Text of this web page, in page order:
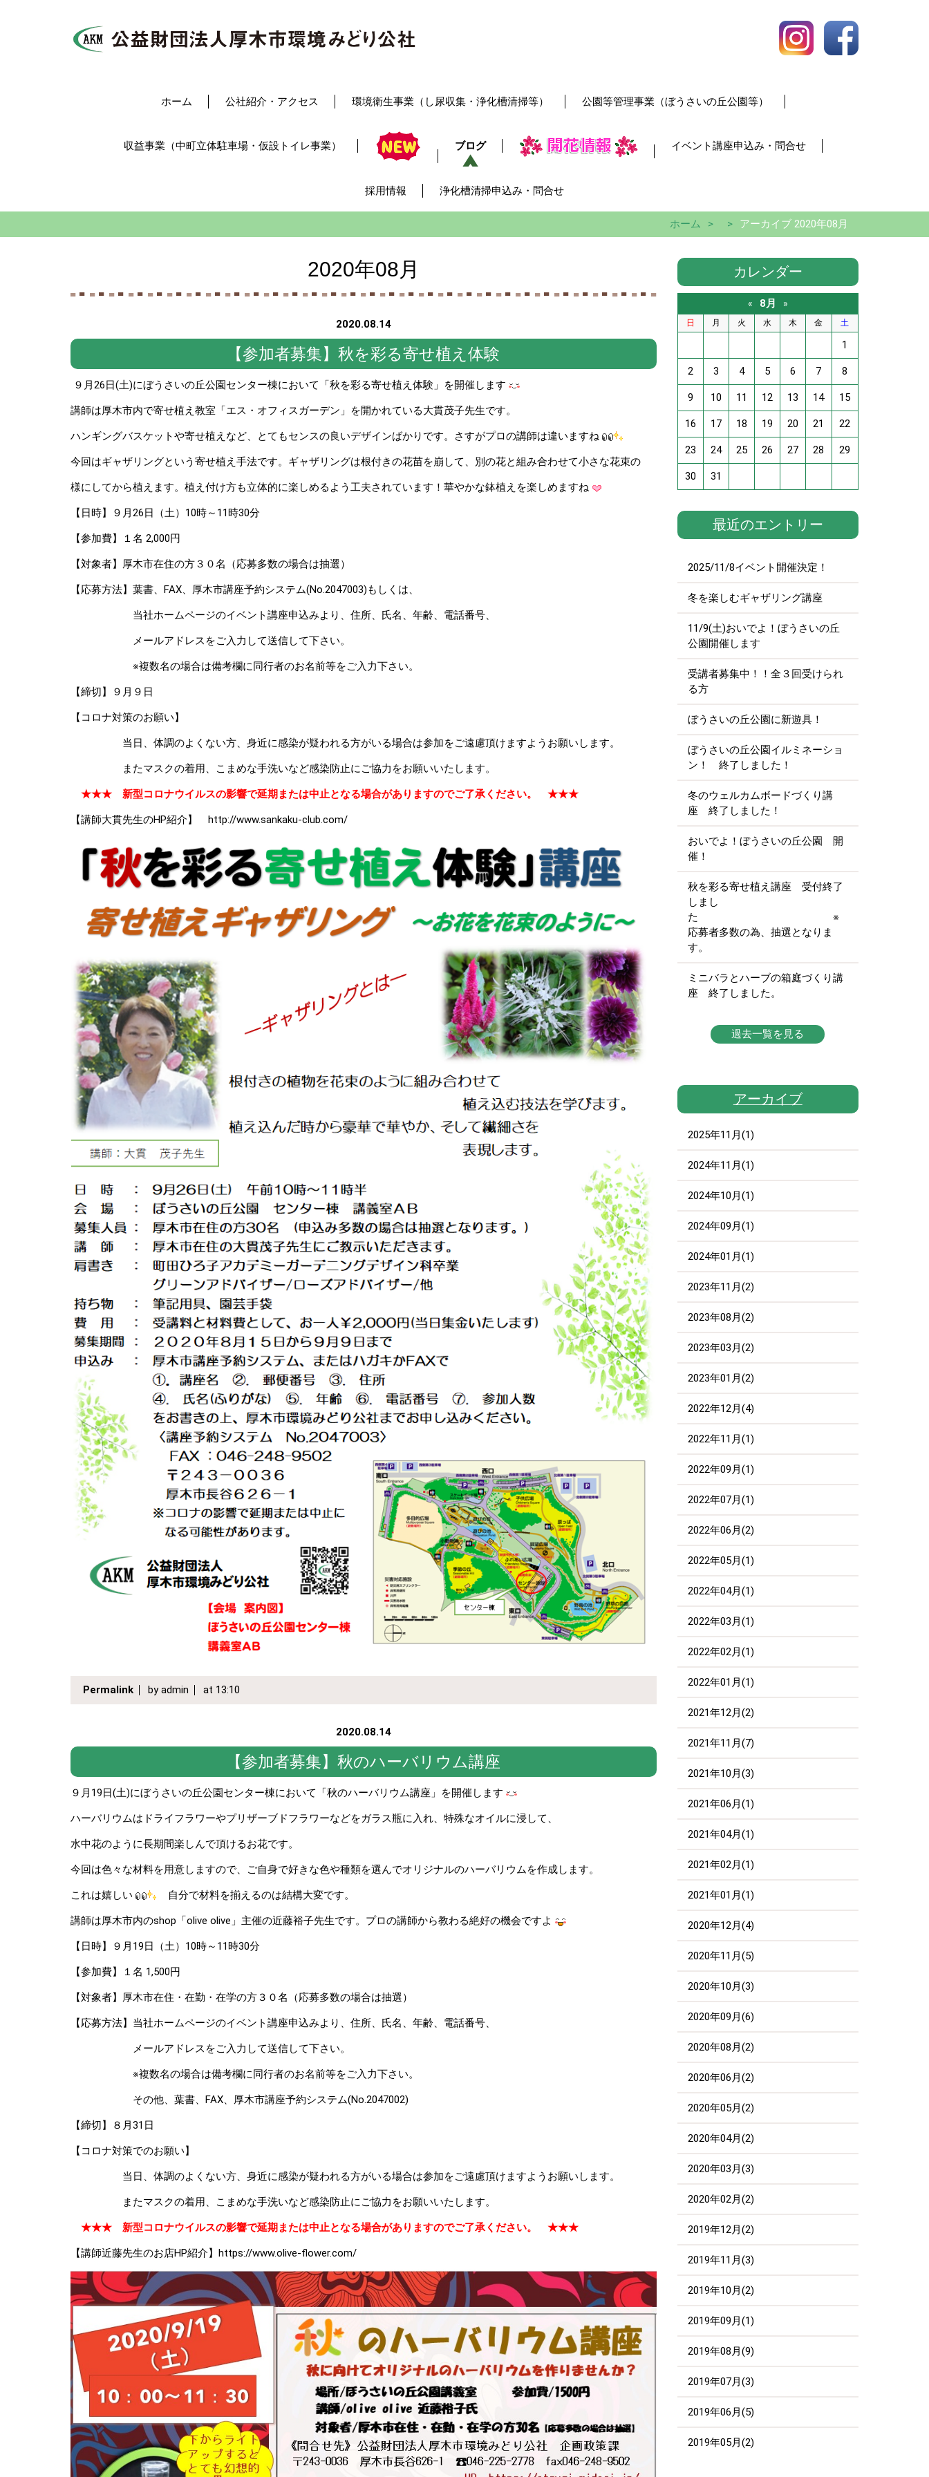
ホーム 公社紹介・アクセス 環境衛生事業（し尿収集・浄化槽清掃等） 公園等管理事業（ぼうさいの丘公園等）
収益事業（中町立体駐車場・仮設トイレ事業） ブログ イベント講座申込み・問合せ
採用情報 浄化槽清掃申込み・問合せ
ホーム アーカイブ 2020年08月
2020年08月
2020.08.14
【参加者募集】秋を彩る寄せ植え体験
９月26日(土)にぼうさいの丘公園センター棟において「秋を彩る寄せ植え体験」を開催します
講師は厚木市内で寄せ植え教室「エス・オフィスガーデン」を開かれている大貫茂子先生です。
ハンギングバスケットや寄せ植えなど、とてもセンスの良いデザインばかりです。さすがプロの講師は違いますね
今回はギャザリングという寄せ植え手法です。ギャザリングは根付きの花苗を崩して、別の花と組み合わせて小さな花束の
様にしてから植えます。植え付け方も立体的に楽しめるよう工夫されています！華やかな鉢植えを楽しめますね
【日時】９月26日（土）10時～11時30分
【参加費】１名 2,000円
【対象者】厚木市在住の方３０名（応募多数の場合は抽選）
【応募方法】葉書、FAX、厚木市講座予約システム(No.2047003)もしくは、
当社ホームページのイベント講座申込みより、住所、氏名、年齢、電話番号、
メールアドレスをご入力して送信して下さい。
※複数名の場合は備考欄に同行者のお名前等をご入力下さい。
【締切】９月９日
【コロナ対策のお願い】
当日、体調のよくない方、身近に感染が疑われる方がいる場合は参加をご遠慮頂けますようお願いします。
またマスクの着用、こまめな手洗いなど感染防止にご協力をお願いいたします。
★★★ 新型コロナウイルスの影響で延期または中止となる場合がありますのでご了承ください。 ★★★
【講師大貫先生のHP紹介】 http://www.sankaku-club.com/
Permalink by admin at 13:10
2020.08.14
【参加者募集】秋のハーバリウム講座
９月19日(土)にぼうさいの丘公園センター棟において「秋のハーバリウム講座」を開催します
ハーバリウムはドライフラワーやプリザーブドフラワーなどをガラス瓶に入れ、特殊なオイルに浸して、
水中花のように長期間楽しんで頂けるお花です。
今回は色々な材料を用意しますので、ご自身で好きな色や種類を選んでオリジナルのハーバリウムを作成します。
これは嬉しい 自分で材料を揃えるのは結構大変です。
講師は厚木市内のshop「olive olive」主催の近藤裕子先生です。プロの講師から教わる絶好の機会ですよ
【日時】９月19日（土）10時～11時30分
【参加費】１名 1,500円
【対象者】厚木市在住・在勤・在学の方３０名（応募多数の場合は抽選）
【応募方法】当社ホームページのイベント講座申込みより、住所、氏名、年齢、電話番号、
メールアドレスをご入力して送信して下さい。
※複数名の場合は備考欄に同行者のお名前等をご入力下さい。
その他、葉書、FAX、厚木市講座予約システム(No.2047002)
【締切】８月31日
【コロナ対策でのお願い】
当日、体調のよくない方、身近に感染が疑われる方がいる場合は参加をご遠慮頂けますようお願いします。
またマスクの着用、こまめな手洗いなど感染防止にご協力をお願いいたします。
★★★ 新型コロナウイルスの影響で延期または中止となる場合がありますのでご了承ください。 ★★★
【講師近藤先生のお店HP紹介】 https://www.olive-flower.com/
カレンダー
« 8月 »
日 月 火 水 木 金 土
1
2 3 4 5 6 7 8
9 10 11 12 13 14 15
16 17 18 19 20 21 22
23 24 25 26 27 28 29
30 31
最近のエントリー
2025/11/8イベント開催決定！
冬を楽しむギャザリング講座
11/9(土)おいでよ！ぼうさいの丘
公園開催します
受講者募集中！！全３回受けられ
る方
ぼうさいの丘公園に新遊具！
ぼうさいの丘公園イルミネーショ
ン！ 終了しました！
冬のウェルカムボードづくり講
座 終了しました！
おいでよ！ぼうさいの丘公園 開
催！
秋を彩る寄せ植え講座 受付終了
しまし
た ※
応募者多数の為、抽選となりま
す。
ミニバラとハーブの箱庭づくり講
座 終了しました。
過去一覧を見る
アーカイブ
2025年11月(1)
2024年11月(1)
2024年10月(1)
2024年09月(1)
2024年01月(1)
2023年11月(2)
2023年08月(2)
2023年03月(2)
2023年01月(2)
2022年12月(4)
2022年11月(1)
2022年09月(1)
2022年07月(1)
2022年06月(2)
2022年05月(1)
2022年04月(1)
2022年03月(1)
2022年02月(1)
2022年01月(1)
2021年12月(2)
2021年11月(7)
2021年10月(3)
2021年06月(1)
2021年04月(1)
2021年02月(1)
2021年01月(1)
2020年12月(4)
2020年11月(5)
2020年10月(3)
2020年09月(6)
2020年08月(2)
2020年06月(2)
2020年05月(2)
2020年04月(2)
2020年03月(3)
2020年02月(2)
2019年12月(2)
2019年11月(3)
2019年10月(2)
2019年09月(1)
2019年08月(9)
2019年07月(3)
2019年06月(5)
2019年05月(2)